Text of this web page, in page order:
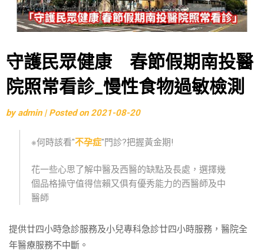
守護民眾健康 春節假期南投醫
院照常看診_慢性食物過敏檢測
byadmin | Posted on2021-08-20
※何時該看"不孕症"門診?把握黃金期!
花一些心思了解中醫及西醫的缺點及長處，選擇幾
個品格操守值得信賴又俱有優秀能力的西醫師及中
醫師
提供廿四小時急診服務及小兒專科急診廿四小時服務，醫院全
年醫療服務不中斷。